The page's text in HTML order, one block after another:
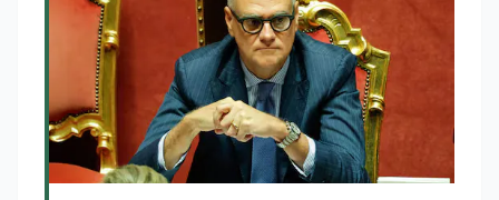
con progetti editoriali e diverse realtà.
Parallelamente si occupa di editing e
revisione testi, affiancando redazioni e
autori nella costruzione di contenuti
solidi dal punto di vista editoriale. È
autrice di un libro e appassionata di
editoria, storia e divulgazione. Su
EduNews24.it scrive articoli dedicati ad